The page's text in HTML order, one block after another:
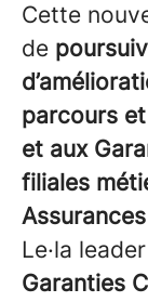
Cette
de
parcours et
et aux
filiales
Le·la
Garanties